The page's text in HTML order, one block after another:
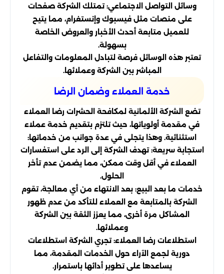
وسائل التواصل الاجتماعي: تمتلك الشركة صفحات
على منصات مثل فيسبوك وإنستغرام، مما يتيح
للعميل متابعة أحدث الأخبار والعروض الخاصة
بسهولة.
تعتبر هذه الوسائل فرصة لتبادل المعلومات والتفاعل
المباشر بين الشركة وعملائها.
خدمة العملاء وضمان الرضا
تضع الشركة الألمانية لمكافحة الحشرات رضا العملاء
في مقدمة أولوياتها، حيث تلتزم بتقديم خدمة عملاء
استثنائية. وهذا يتجلى في عدة جوانب من خدماتها:
استجابة سريعة: تهدف الشركة إلى الرد على استفسارات
العملاء في أقل وقت ممكن، مما يضمن عدم تأخر
الحلول.
خدمات ما بعد البيع: بعد الانتهاء من أي معالجة، تقوم
الشركة بالمتابعة مع العملاء للتأكد من عدم ظهور
المشاكل مرة أخرى، مما يعزز الثقة بين الشركة
وعملائها.
استطلاعات رضا العملاء: تجري الشركة استطلاعات
دورية لجمع الآراء حول الخدمات المقدمة، مما
يساعدها على تطوير أدائها باستمرار.